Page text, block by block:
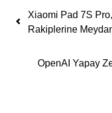
Yazı
Xiaomi Pad 7S
Rakiplerine
OpenAI Yapay